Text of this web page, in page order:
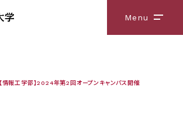
Menu メニ
【情報工学部】2024年第2回オープンキャンパス開催